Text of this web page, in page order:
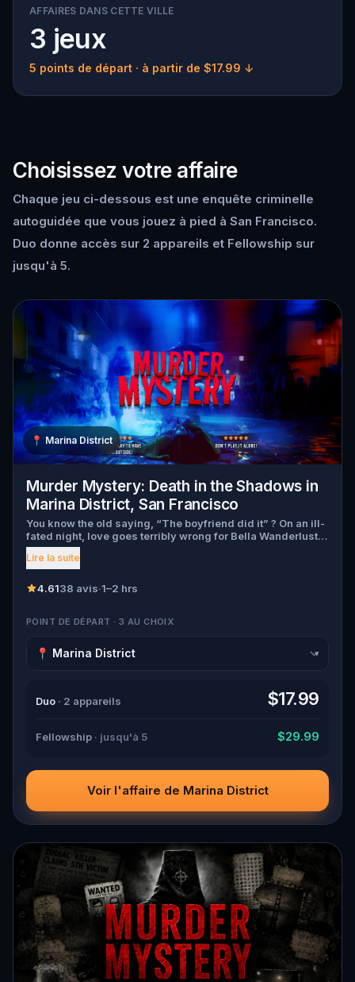
AFFAIRES DANS CETTE VILLE
3 jeux
5 points de départ · à partir de $17.99 ↓
Choisissez votre affaire
Chaque jeu ci-dessous est une enquête criminelle
autoguidée que vous jouez à pied à San Francisco.
Duo donne accès sur 2 appareils et Fellowship sur
jusqu'à 5.
📍 Marina District
Murder Mystery: Death in the Shadows in
Marina District, San Francisco
You know the old saying, “The boyfriend did it” ? On an ill-
fated night, love goes terribly wrong for Bella Wanderlust
and Walter Bridges . Bella, a famous travel blogger, was
found dead during a ghost tour led by the theatrical Percy
Walter, the obsessed boyfriend? Percy, the ghost tour
suspects, and expose the real murderer before they strike
down all the crucial evidence.
Lire la suite
4.6138 avis·1–2 hrs
POINT DE DÉPART · 3 AU CHOIX
▾
Duo · 2 appareils $17.99
Fellowship · jusqu'à 5 $29.99
Voir l'affaire de Marina District